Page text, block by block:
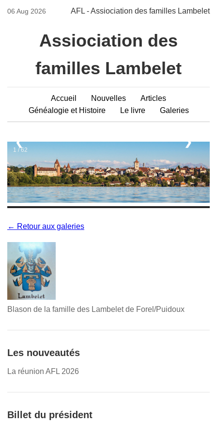
06 Aug 2026 AFL - Assiociation des familles Lambelet
Assiociation des
familles Lambelet
Accueil Nouvelles
Articles
Généalogie et Histoire
Le livre Galeries
1 / 62
❮ ❯
← Retour aux galeries
Blason de la famille des Lambelet de Forel/Puidoux
Les nouveautés
La réunion AFL 2026
Billet du président